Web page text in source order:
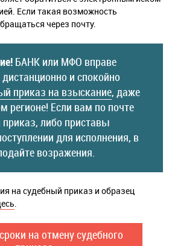
Если такая возможность
через почту.
БАНК или МФО вправе
и спокойно
приказ на взыскание, даже
регионе! Если вам по почте
либо приставы
для исполнения, в
возражения.
на судебный приказ и образец
.
на отмену судебного